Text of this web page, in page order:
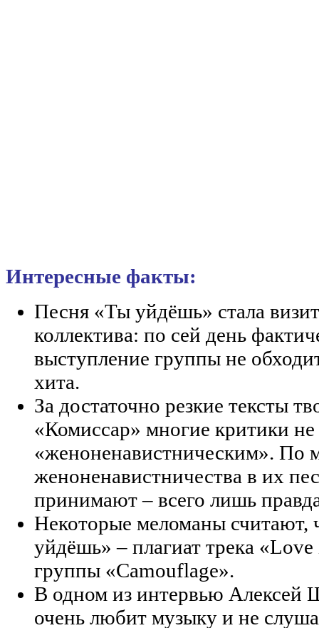
Интересные факты:
Песня «Ты уйдёшь» стала
коллектива: по сей день
выступление группы не
хита.
За достаточно резкие тексты
«Комиссар» многие критики не
«женоненавистническим».
женоненавистничества в их
принимают – всего лишь
Некоторые меломаны считают,
уйдёшь» – плагиат трека
группы «Camouflage».
В одном из интервью Алексей
очень любит музыку и не